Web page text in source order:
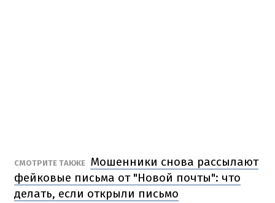
СМОТРИТЕ ТАКЖЕ Мошенники снова рассылают
фейковые письма от "Новой почты": что
делать, если открыли письмо